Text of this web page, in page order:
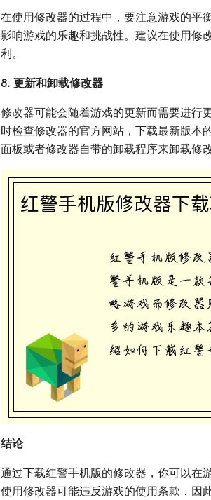
在使用修改器的过程中，要注意游戏的平
影响游戏的乐趣和挑战性。建议在使用修
利。
8. 更新和卸载修改器
修改器可能会随着游戏的更新而需要进行
时检查修改器的官方网站，下载最新版本
面板或者修改器自带的卸载程序来卸载修改
结论
通过下载红警手机版的修改器，你可以在
使用修改器可能违反游戏的使用条款，因